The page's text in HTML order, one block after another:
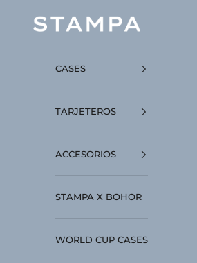
STAMPA
CASES
TARJETEROS
ACCESORIOS
STAMPA X BOHOR
WORLD CUP CASES